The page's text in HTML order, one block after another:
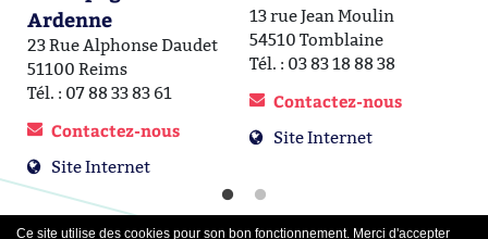
Ce site utilise des cookies pour son bon fonctionnement. Merci d'accepter
Ardenne
23 Rue Alphonse Daudet
51100 Reims
Tél. : 07 88 33 83 61
Contactez-nous
Site Internet
13 rue Jean Moulin
54510 Tomblaine
Tél. : 03 83 18 88 38
Contactez-nous
Site Internet